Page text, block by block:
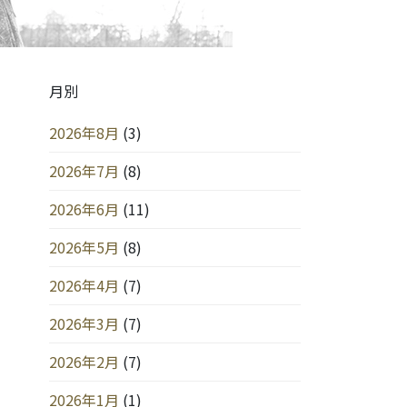
月別
2026年8月 (3)
2026年7月 (8)
2026年6月 (11)
2026年5月 (8)
2026年4月 (7)
2026年3月 (7)
2026年2月 (7)
2026年1月 (1)